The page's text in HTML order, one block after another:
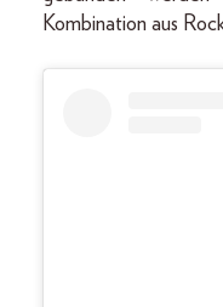
Kombination aus